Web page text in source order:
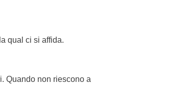
qual ci si affida.
Quando non riescono a